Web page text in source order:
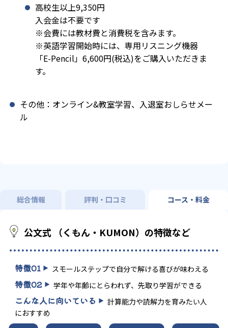
高校生以上9,350円
入会金は不要です
※会費には教材費と消費税を含みます。
※英語学習開始時には、専用リスニング機器
「E-Pencil」6,600円(税込)をご購入いただきま
す。
その他：オンライン&教室学習、入退室おしらせメー
ル
総合情報 評判・口コミ コース・料金
公文式 （くもん・KUMON）の特徴など
特徴01 スモールステップで自分で解ける喜びが味わえる
特徴02 学年や年齢にとらわれず、先取り学習ができる
こんな人に向いている
計算能力や読解力を育みたい人
におすすめ